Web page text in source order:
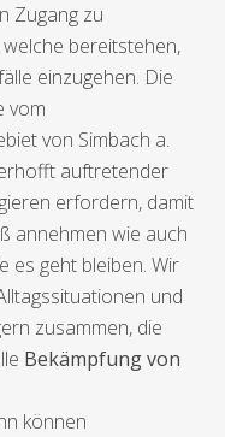
Zugang zu
bereitstehen,
einzugehen. Die
vom
von Simbach a.
auftretender
erfordern, damit
annehmen wie auch
es geht bleiben. Wir
und
zusammen, die
Bekämpfung von
können